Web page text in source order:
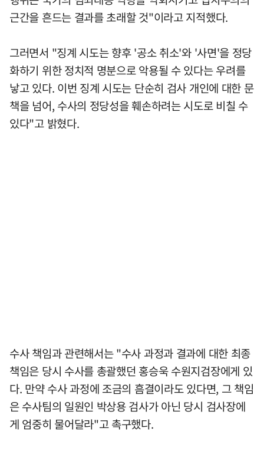
근간을 흔드는 결과를 초래할 것"이라고 지적했다.
그러면서 "징계 시도는 향후 '공소 취소'와 '사면'을 정당
화하기 위한 정치적 명분으로 악용될 수 있다는 우려를
낳고 있다. 이번 징계 시도는 단순히 검사 개인에 대한 문
책을 넘어, 수사의 정당성을 훼손하려는 시도로 비칠 수
있다"고 밝혔다.
수사 책임과 관련해서는 "수사 과정과 결과에 대한 최종
책임은 당시 수사를 총괄했던 홍승욱 수원지검장에게 있
다. 만약 수사 과정에 조금의 흠결이라도 있다면, 그 책임
은 수사팀의 일원인 박상용 검사가 아닌 당시 검사장에
게 엄중히 물어달라"고 촉구했다.